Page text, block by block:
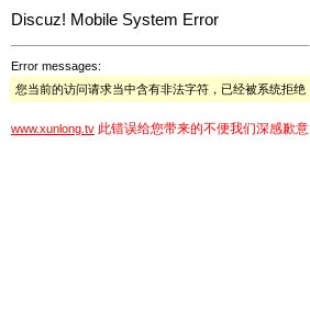
Discuz! Mobile System Error
Error messages:
您当前的访问请求当中含有非法字符，已经被系统拒绝
www.xunlong.tv 此错误给您带来的不便我们深感歉意